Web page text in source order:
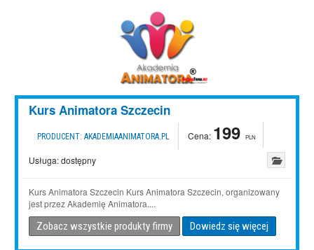
Kurs Animatora Szczecin
PRODUCENT: AKADEMIAANIMATORA.PL Cena: 199 PLN
Usługa:dostępny
Kurs Animatora Szczecin Kurs Animatora Szczecin, organizowany
jest przez Akademię Animatora....
Zobacz wszystkie produkty firmy Dowiedz się więcej